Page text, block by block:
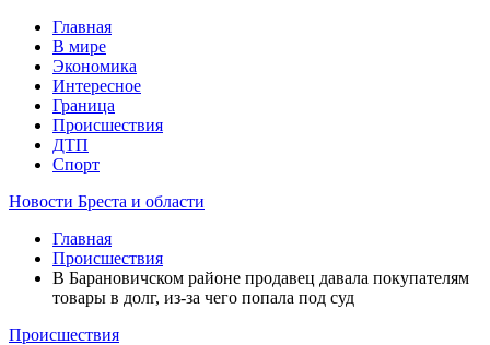
Главная
В мире
Экономика
Интересное
Граница
Происшествия
ДТП
Спорт
Новости Бреста и области
Главная
Происшествия
В Барановичском районе продавец давала покупателям
товары в долг, из-за чего попала под суд
Происшествия